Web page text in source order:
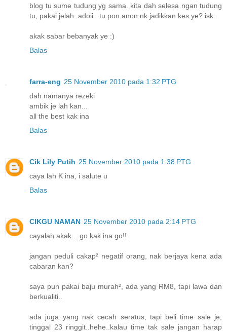
blog tu sume tudung yg sama. kita dah selesa ngan tudung
tu, pakai jelah. adoii...tu pon anon nk jadikkan kes ye? isk..
akak sabar bebanyak ye :)
Balas
farra-eng 25 November 2010 pada 1:32 PTG
dah namanya rezeki
ambik je lah kan...
all the best kak ina
Balas
Cik Lily Putih 25 November 2010 pada 1:38 PTG
caya lah K ina, i salute u
Balas
CIKGU NAMAN 25 November 2010 pada 2:14 PTG
cayalah akak....go kak ina go!!
jangan peduli cakap² negatif orang, nak berjaya kena ada
cabaran kan?
saya pun pakai baju murah², ada yang RM8, tapi lawa dan
berkualiti..
ada juga yang nak cecah seratus, tapi beli time sale je,
tinggal 23 ringgit..hehe..kalau time tak sale jangan harap